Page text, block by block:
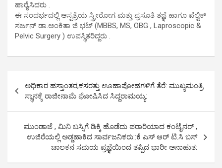
ಹಾರೈಸಿದರು .
ಈ ಸಂದರ್ಭದಲ್ಲಿ ಆಸ್ಪತ್ರೆಯ ಸ್ತ್ರೀರೋಗ ಮತ್ತು ಪ್ರಸೂತಿ ತಜ್ಞೆ ಹಾಗೂ ಪೆಲ್ವಿಕ್
ಸರ್ಜನ್ ಡಾ.ಅಂಕಿತಾ ಜಿ ಭಟ್ (MBBS, MS, OBG , Laproscopic &
Pelvic Surgery ) ಉಪಸ್ಥಿತರಿದ್ದರು .
s
ಅಧಿಕಾರ ಹಸ್ತಾಂತರ,ಕಸರತ್ತು ಊಹಾಪೋಹಗಳಿಗೆ ತೆರೆ: ಮುಖ್ಯಮಂತ್ರಿ
ಸ್ಥಾನಕ್ಕೆ ರಾಜೀನಾಮೆ ಘೋಷಿಸಿದ ಸಿದ್ದರಾಮಯ್ಯ:
ಮುಂಡಾಜೆ , ಮಿನಿ ಬಸ್ಸಿಗೆ ಡಿಕ್ಕಿ ಹೊಡೆದು ಪರಾರಿಯಾದ ಕಂಟೈನರ್ ,
ಉಜಿರೆಯಲ್ಲಿ ಅಡ್ಡಹಾಕಿದ ಸಾರ್ವಜನಿಕರು::ಕೆ ಎಸ್ ಆರ್ ಟಿ.ಸಿ ಬಸ್
ಚಾಲಕನ ಸಮಯ ಪ್ರಜ್ಞೆಯಿಂದ ತಪ್ಪಿದ ಭಾರೀ ಅನಾಹುತ: